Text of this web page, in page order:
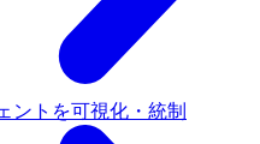
ントを可視化・統制